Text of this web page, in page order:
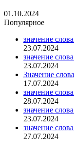
01.10.2024
Популярное
значение
23.07.2024
значение
23.07.2024
Значение
17.07.2024
значение
28.07.2024
значение
23.07.2024
значение
27.07.2024